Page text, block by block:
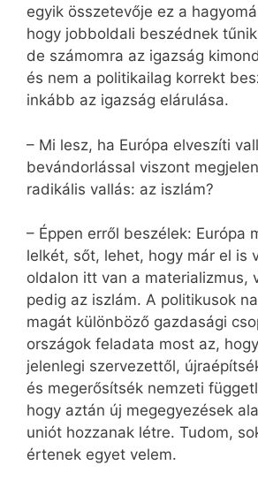
egyik összetevője ez a
hogy jobboldali beszédnek
de számomra az igazság
és nem a politikailag korrekt
inkább az igazság elárulása.
– Mi lesz, ha Európa elveszíti
bevándorlással viszont
radikális vallás: az iszlám?
– Éppen erről beszélek: Európa
lelkét, sőt, lehet, hogy már el is
oldalon itt van a materializmus,
pedig az iszlám. A politikusok
magát különböző gazdasági
országok feladata most az,
jelenlegi szervezettől,
és megerősítsék nemzeti
hogy aztán új megegyezések
uniót hozzanak létre. Tudom,
értenek egyet velem.